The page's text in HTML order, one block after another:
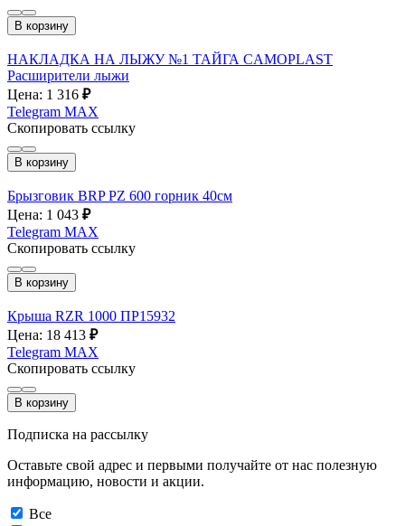
В корзину
НАКЛАДКА НА ЛЫЖУ №1 ТАЙГА CAMOPLAST
Расширители лыжи
Цена: 1 316 ₽
Telegram MAX
Скопировать ссылку
В корзину
Брызговик BRP PZ 600 горник 40см
Цена: 1 043 ₽
Telegram MAX
Скопировать ссылку
В корзину
Крыша RZR 1000 ПР15932
Цена: 18 413 ₽
Telegram MAX
Скопировать ссылку
В корзину
Подписка на рассылку
Оставьте свой адрес и первыми получайте от нас полезную
информацию, новости и акции.
Все